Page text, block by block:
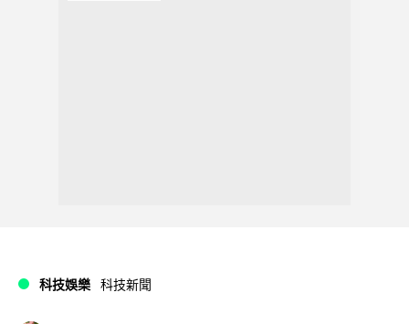
科技娛樂 科技新聞